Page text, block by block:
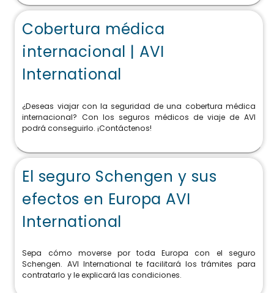
Cobertura médica
internacional | AVI
International
¿Deseas viajar con la seguridad de una cobertura médica
internacional? Con los seguros médicos de viaje de AVI
podrá conseguirlo. ¡Contáctenos!
El seguro Schengen y sus
efectos en Europa AVI
International
Sepa cómo moverse por toda Europa con el seguro
Schengen. AVI International te facilitará los trámites para
contratarlo y le explicará las condiciones.